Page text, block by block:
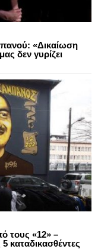
«Δικαίωση
δεν γυρίζει
τους «12» –
5 καταδικασθέντες